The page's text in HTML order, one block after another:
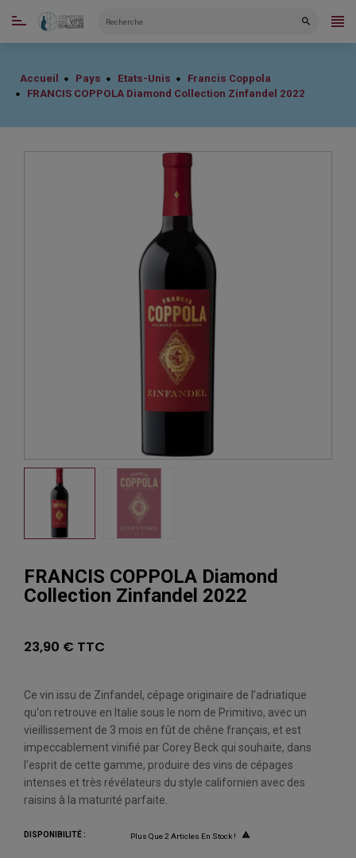
CATÉGORIES
Accueil Pays Etats-Unis
Francis Coppola
FRANCIS COPPOLA Diamond Collection Zinfandel 2022
FRANCIS COPPOLA Diamond
Collection Zinfandel 2022
23,90 € TTC
Ce vin issu de Zinfandel, cépage originaire de l’adriatique
qu'on retrouve en Italie sous le nom de Primitivo, avec un
vieillissement de 3 mois en fût de chêne français, et est
impeccablement vinifié par Corey Beck qui souhaite, dans
l'esprit de cette gamme, produire des vins de cépages
intenses et très révélateurs du style californien avec des
raisins à la maturité parfaite.
DISPONIBILITÉ : Plus Que 2 Articles En Stock ! 